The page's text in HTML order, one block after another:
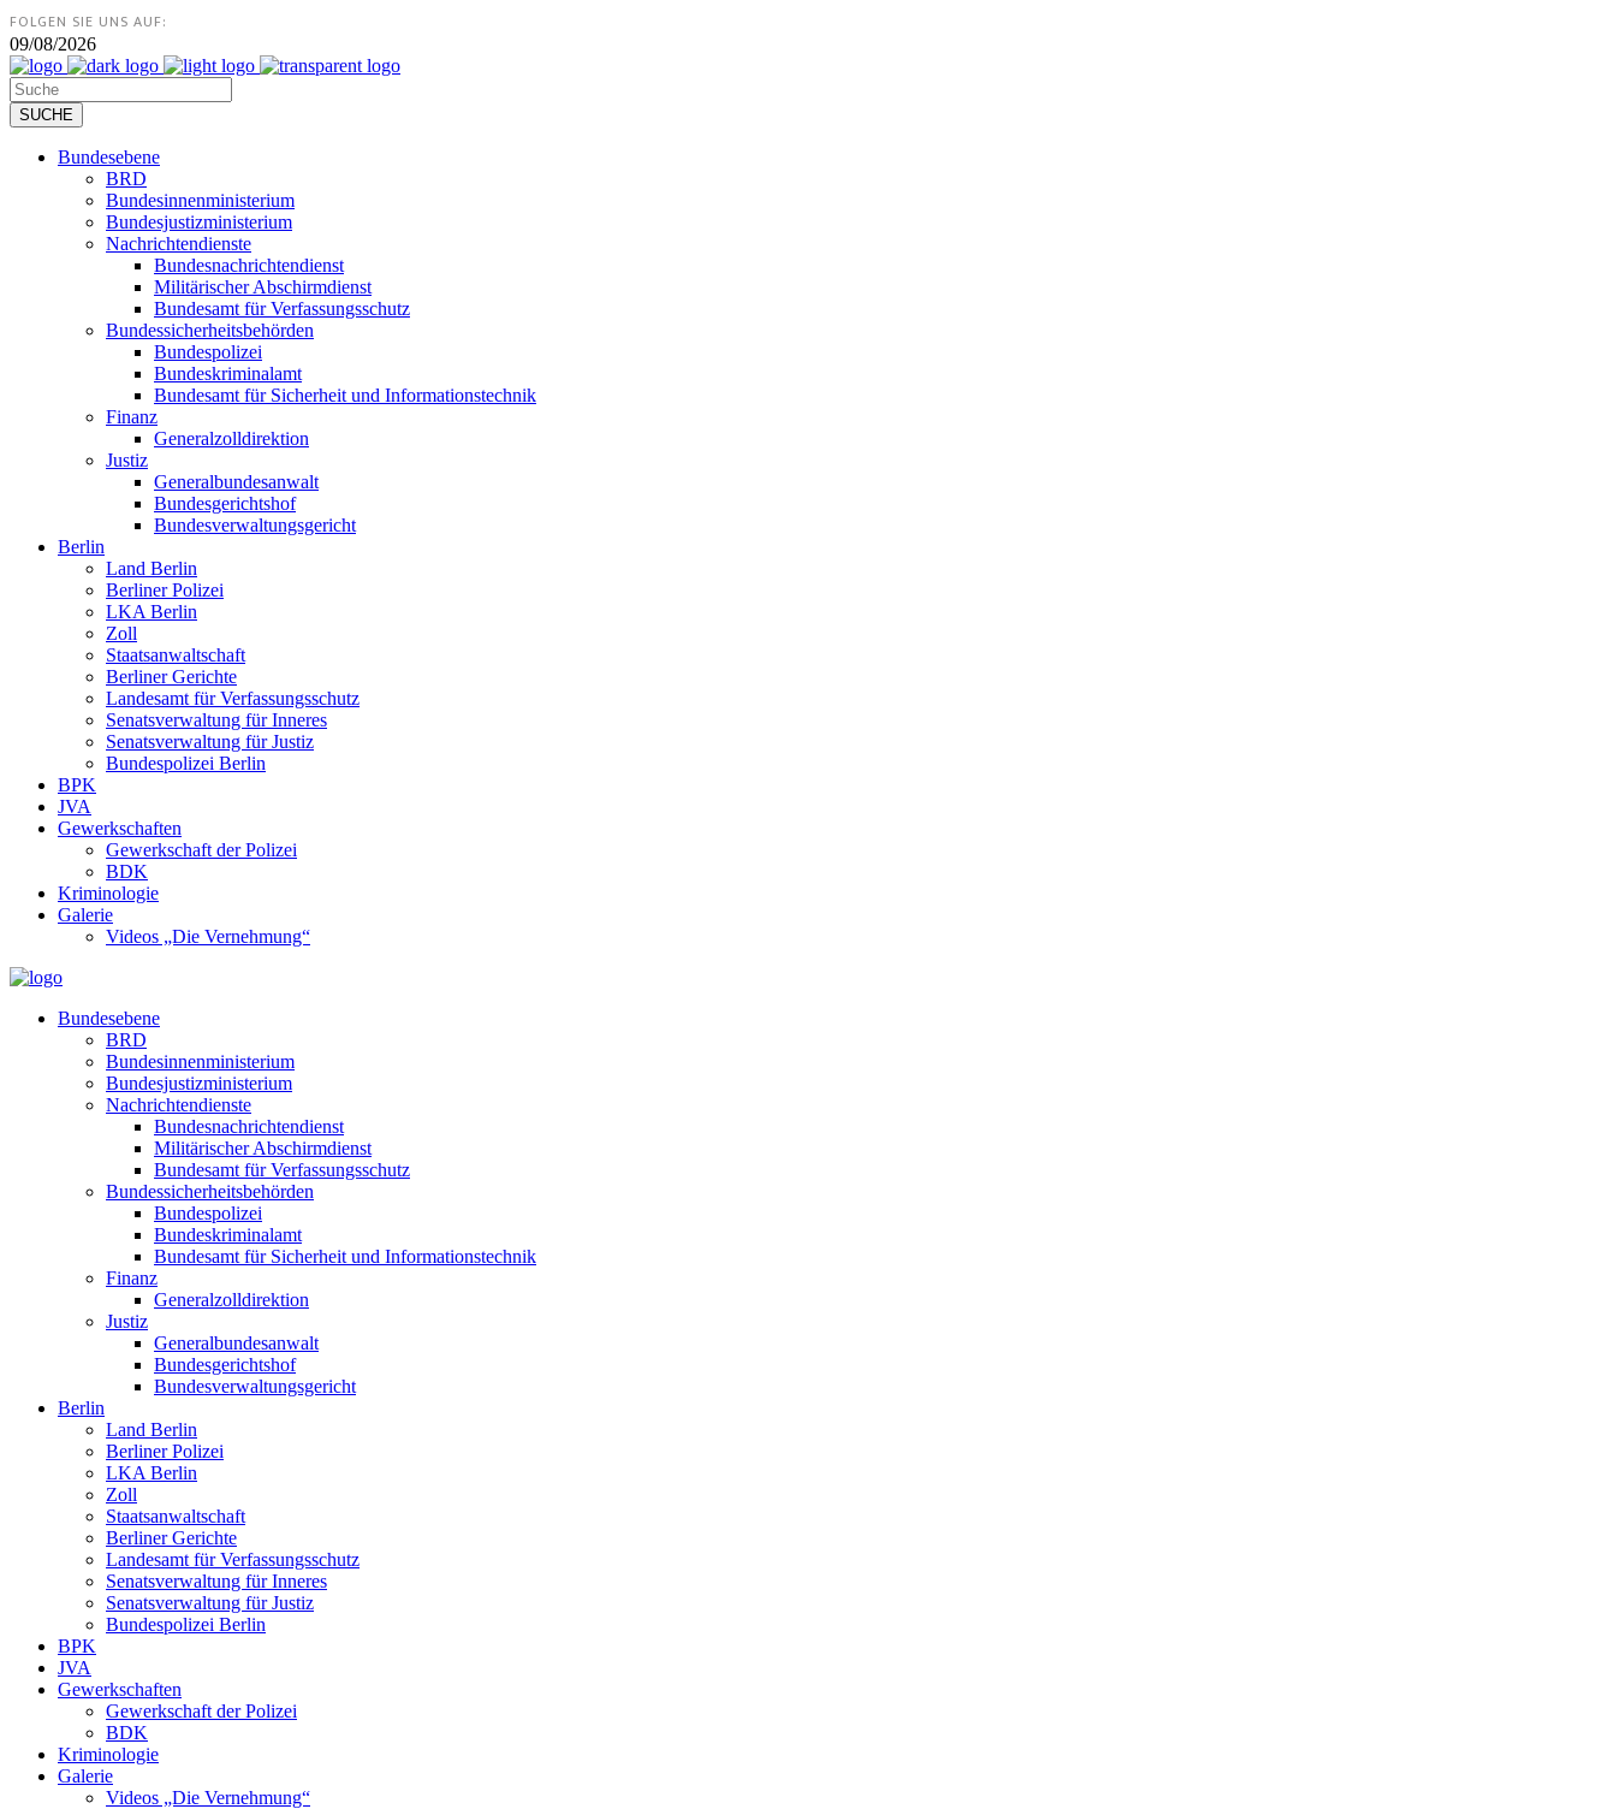
FOLGEN SIE UNS AUF:
09/08/2026
Bundesebene
BRD
Bundesinnenministerium
Bundesjustizministerium
Nachrichtendienste
Bundesnachrichtendienst
Militärischer Abschirmdienst
Bundesamt für Verfassungsschutz
Bundessicherheitsbehörden
Bundespolizei
Bundeskriminalamt
Bundesamt für Sicherheit und Informationstechnik
Finanz
Generalzolldirektion
Justiz
Generalbundesanwalt
Bundesgerichtshof
Bundesverwaltungsgericht
Berlin
Land Berlin
Berliner Polizei
LKA Berlin
Zoll
Staatsanwaltschaft
Berliner Gerichte
Landesamt für Verfassungsschutz
Senatsverwaltung für Inneres
Senatsverwaltung für Justiz
Bundespolizei Berlin
BPK
JVA
Gewerkschaften
Gewerkschaft der Polizei
BDK
Kriminologie
Galerie
Videos „Die Vernehmung“
Bundesebene
BRD
Bundesinnenministerium
Bundesjustizministerium
Nachrichtendienste
Bundesnachrichtendienst
Militärischer Abschirmdienst
Bundesamt für Verfassungsschutz
Bundessicherheitsbehörden
Bundespolizei
Bundeskriminalamt
Bundesamt für Sicherheit und Informationstechnik
Finanz
Generalzolldirektion
Justiz
Generalbundesanwalt
Bundesgerichtshof
Bundesverwaltungsgericht
Berlin
Land Berlin
Berliner Polizei
LKA Berlin
Zoll
Staatsanwaltschaft
Berliner Gerichte
Landesamt für Verfassungsschutz
Senatsverwaltung für Inneres
Senatsverwaltung für Justiz
Bundespolizei Berlin
BPK
JVA
Gewerkschaften
Gewerkschaft der Polizei
BDK
Kriminologie
Galerie
Videos „Die Vernehmung“